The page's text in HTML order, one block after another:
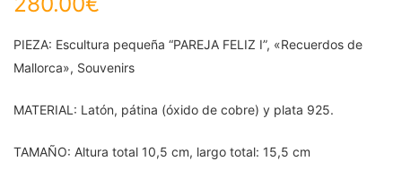
PIEZA: Escultura pequeña “PAREJA FELIZ I”, «Recuerdos de
Mallorca», Souvenirs
MATERIAL: Latón, pátina (óxido de cobre) y plata 925.
TAMAÑO: Altura total 10,5 cm, largo total: 15,5 cm